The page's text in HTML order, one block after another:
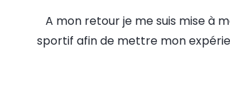
A mon retour je me suis mise à
sportif afin de mettre mon